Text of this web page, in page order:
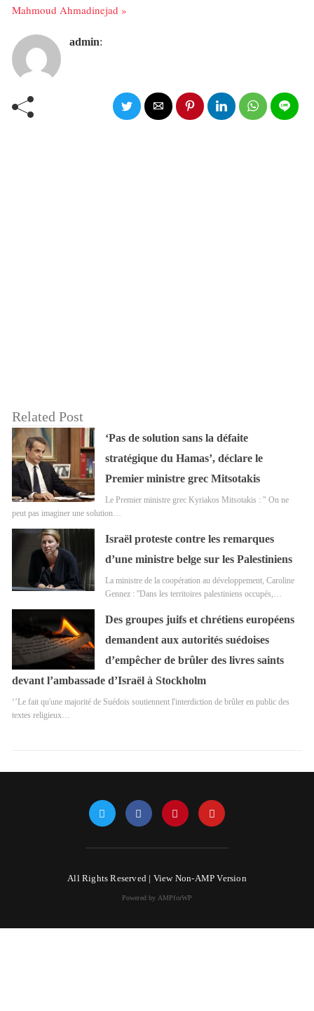
Mahmoud Ahmadinejad »
admin:
Related Post
‘Pas de solution sans la défaite
stratégique du Hamas’, déclare le
Premier ministre grec Mitsotakis
Le Premier ministre grec Kyriakos Mitsotakis : " On ne
peut pas imaginer une solution…
Israël proteste contre les remarques
d’une ministre belge sur les Palestiniens
La ministre de la coopération au développement, Caroline
Gennez : ''Dans les territoires palestiniens occupés,…
Des groupes juifs et chrétiens européens
demandent aux autorités suédoises
d’empêcher de brûler des livres saints
devant l’ambassade d’Israël à Stockholm
‘’Le fait qu'une majorité de Suédois soutiennent l'interdiction de brûler en public des
textes religieux…
All Rights Reserved | View Non-AMP Version
Powered by AMPforWP